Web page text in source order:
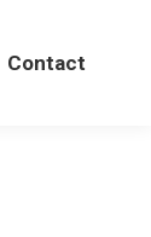
Contact
Contact